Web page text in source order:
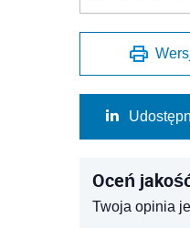
Oceń
Twoja opinia